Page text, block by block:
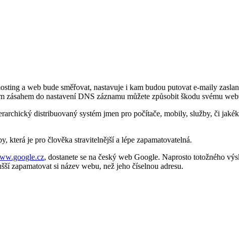
a web bude směřovat, nastavuje i kam budou putovat e-maily
do nastavení DNS záznamu můžete způsobit škodu svému
distribuovaný systém jmen pro počítače, mobily, služby, či
která je pro člověka stravitelnější a lépe zapamatovatelná.
, dostanete se na český web Google. Naprosto totožného
zapamatovat si název webu, než jeho číselnou adresu.